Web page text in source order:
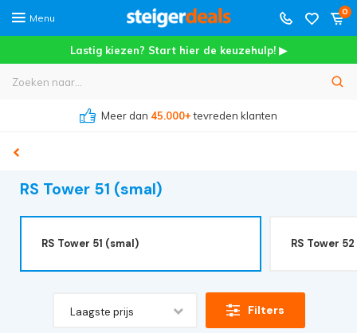
Menu
0
Lastig kiezen? Start hier de keuzehulp! ▶
Meer dan 45.000+tevreden klanten
RS Tower 51 (smal)
RS Tower 51 (smal) RS Tower
Laagste prijs Filters